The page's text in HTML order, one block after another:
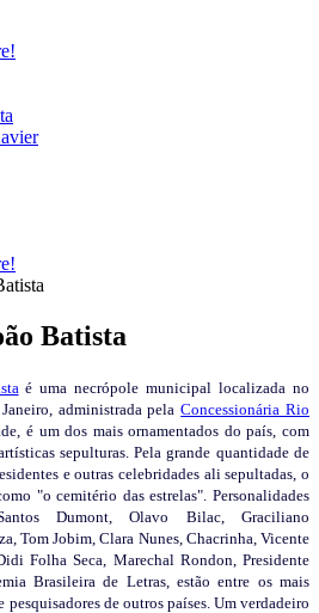
Batista
é uma necrópole municipal localizada no
administrada pelaConcessionária Rio
é um dos mais ornamentados do país, com
sepulturas. Pela grande quantidade de
e outras celebridades ali sepultadas, o
"o cemitério das estrelas". Personalidades
Dumont, Olavo Bilac, Graciliano
Tom Jobim, Clara Nunes, Chacrinha, Vicente
Folha Seca, Marechal Rondon, Presidente
Brasileira de Letras, estão entre os mais
de outros países. Um verdadeiro